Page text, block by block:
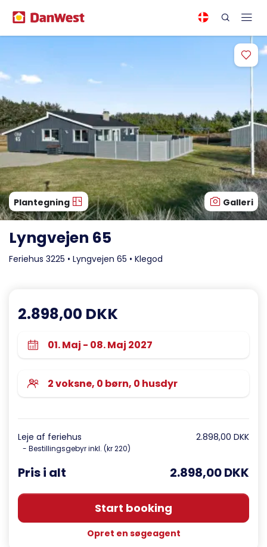
Plantegning Galleri
Lyngvejen 65
Feriehus 3225 • Lyngvejen 65 • Klegod
2.898,00 DKK
Leje af feriehus
- Bestillingsgebyr inkl. (kr 220)
2.898,00 DKK
Pris i alt 2.898,00 DKK
Start booking
Opret en søgeagent